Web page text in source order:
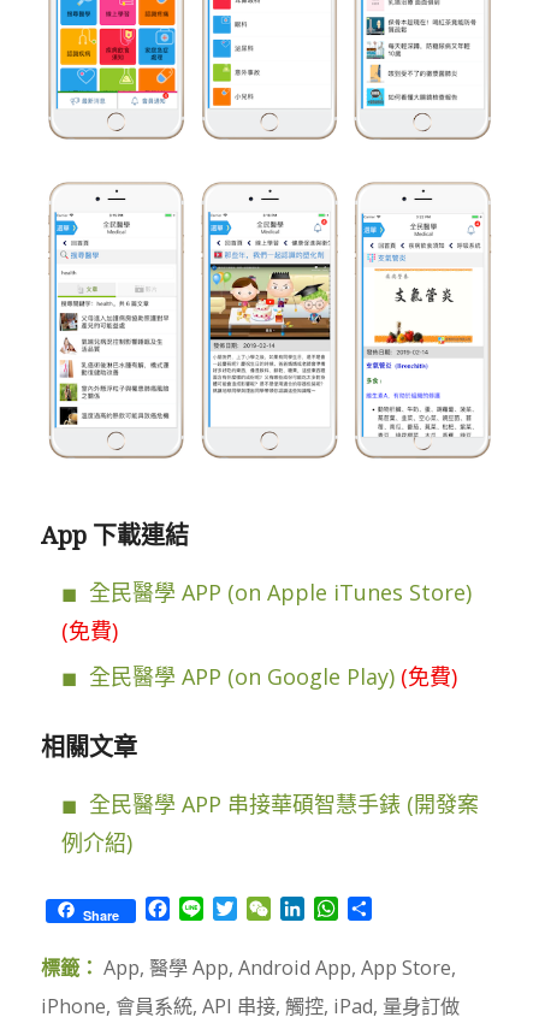
App 下載連結
全民醫學 APP (on Apple iTunes Store)
(免費)
全民醫學 APP (on Google Play) (免費)
相關文章
全民醫學 APP 串接華碩智慧手錶 (開發案
例介紹)
Share Facebook
LineTwitterWeChatLinkedInWhatsApp
Share
標籤： App, 醫學 App, Android App, App Store,
iPhone, 會員系統, API 串接, 觸控, iPad, 量身訂做